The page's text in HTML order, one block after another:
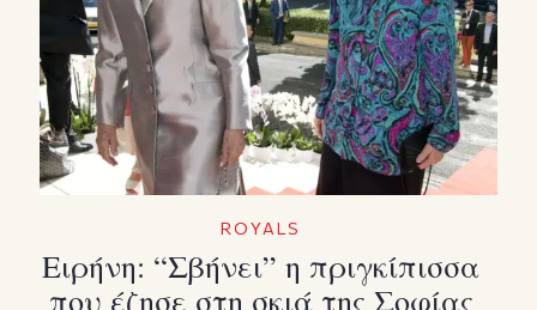
X(Twitter)
ROYALS
Ειρήνη: “Σβήνει” η πριγκίπισσα
που έζησε στη σκιά της Σοφίας